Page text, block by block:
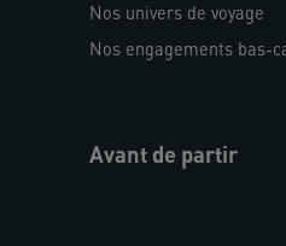
Nos univers de voyage
Nos engagements bas-
Avant de partir